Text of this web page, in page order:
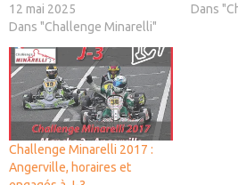
12 mai 2025
Dans "Challenge Minarelli"
Dans
Challenge Minarelli 2017 :
Angerville, horaires et